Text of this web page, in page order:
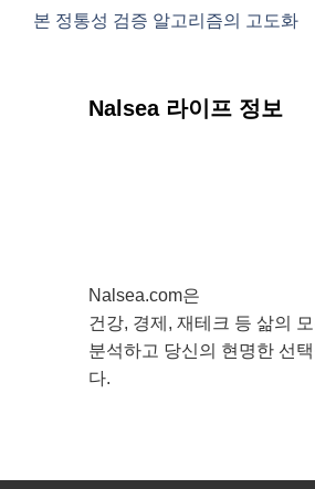
본 정통성 검증 알고리즘의 고도화
Nalsea 라이프 정보
Nalsea.com은
건강, 경제, 재테크 등 삶의
분석하고 당신의 현명한 선
다.